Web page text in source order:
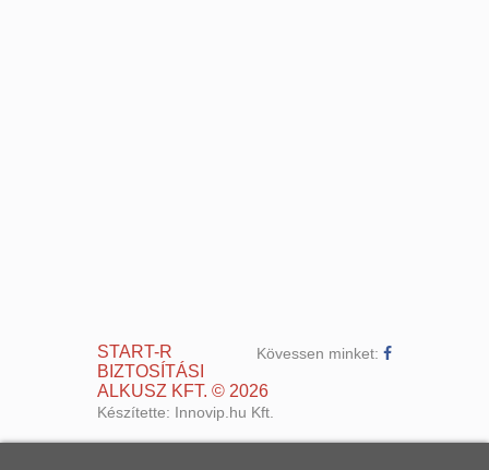
Kövessen minket:
START-R
BIZTOSÍTÁSI
ALKUSZ KFT. © 2026
Készítette: Innovip.hu Kft.